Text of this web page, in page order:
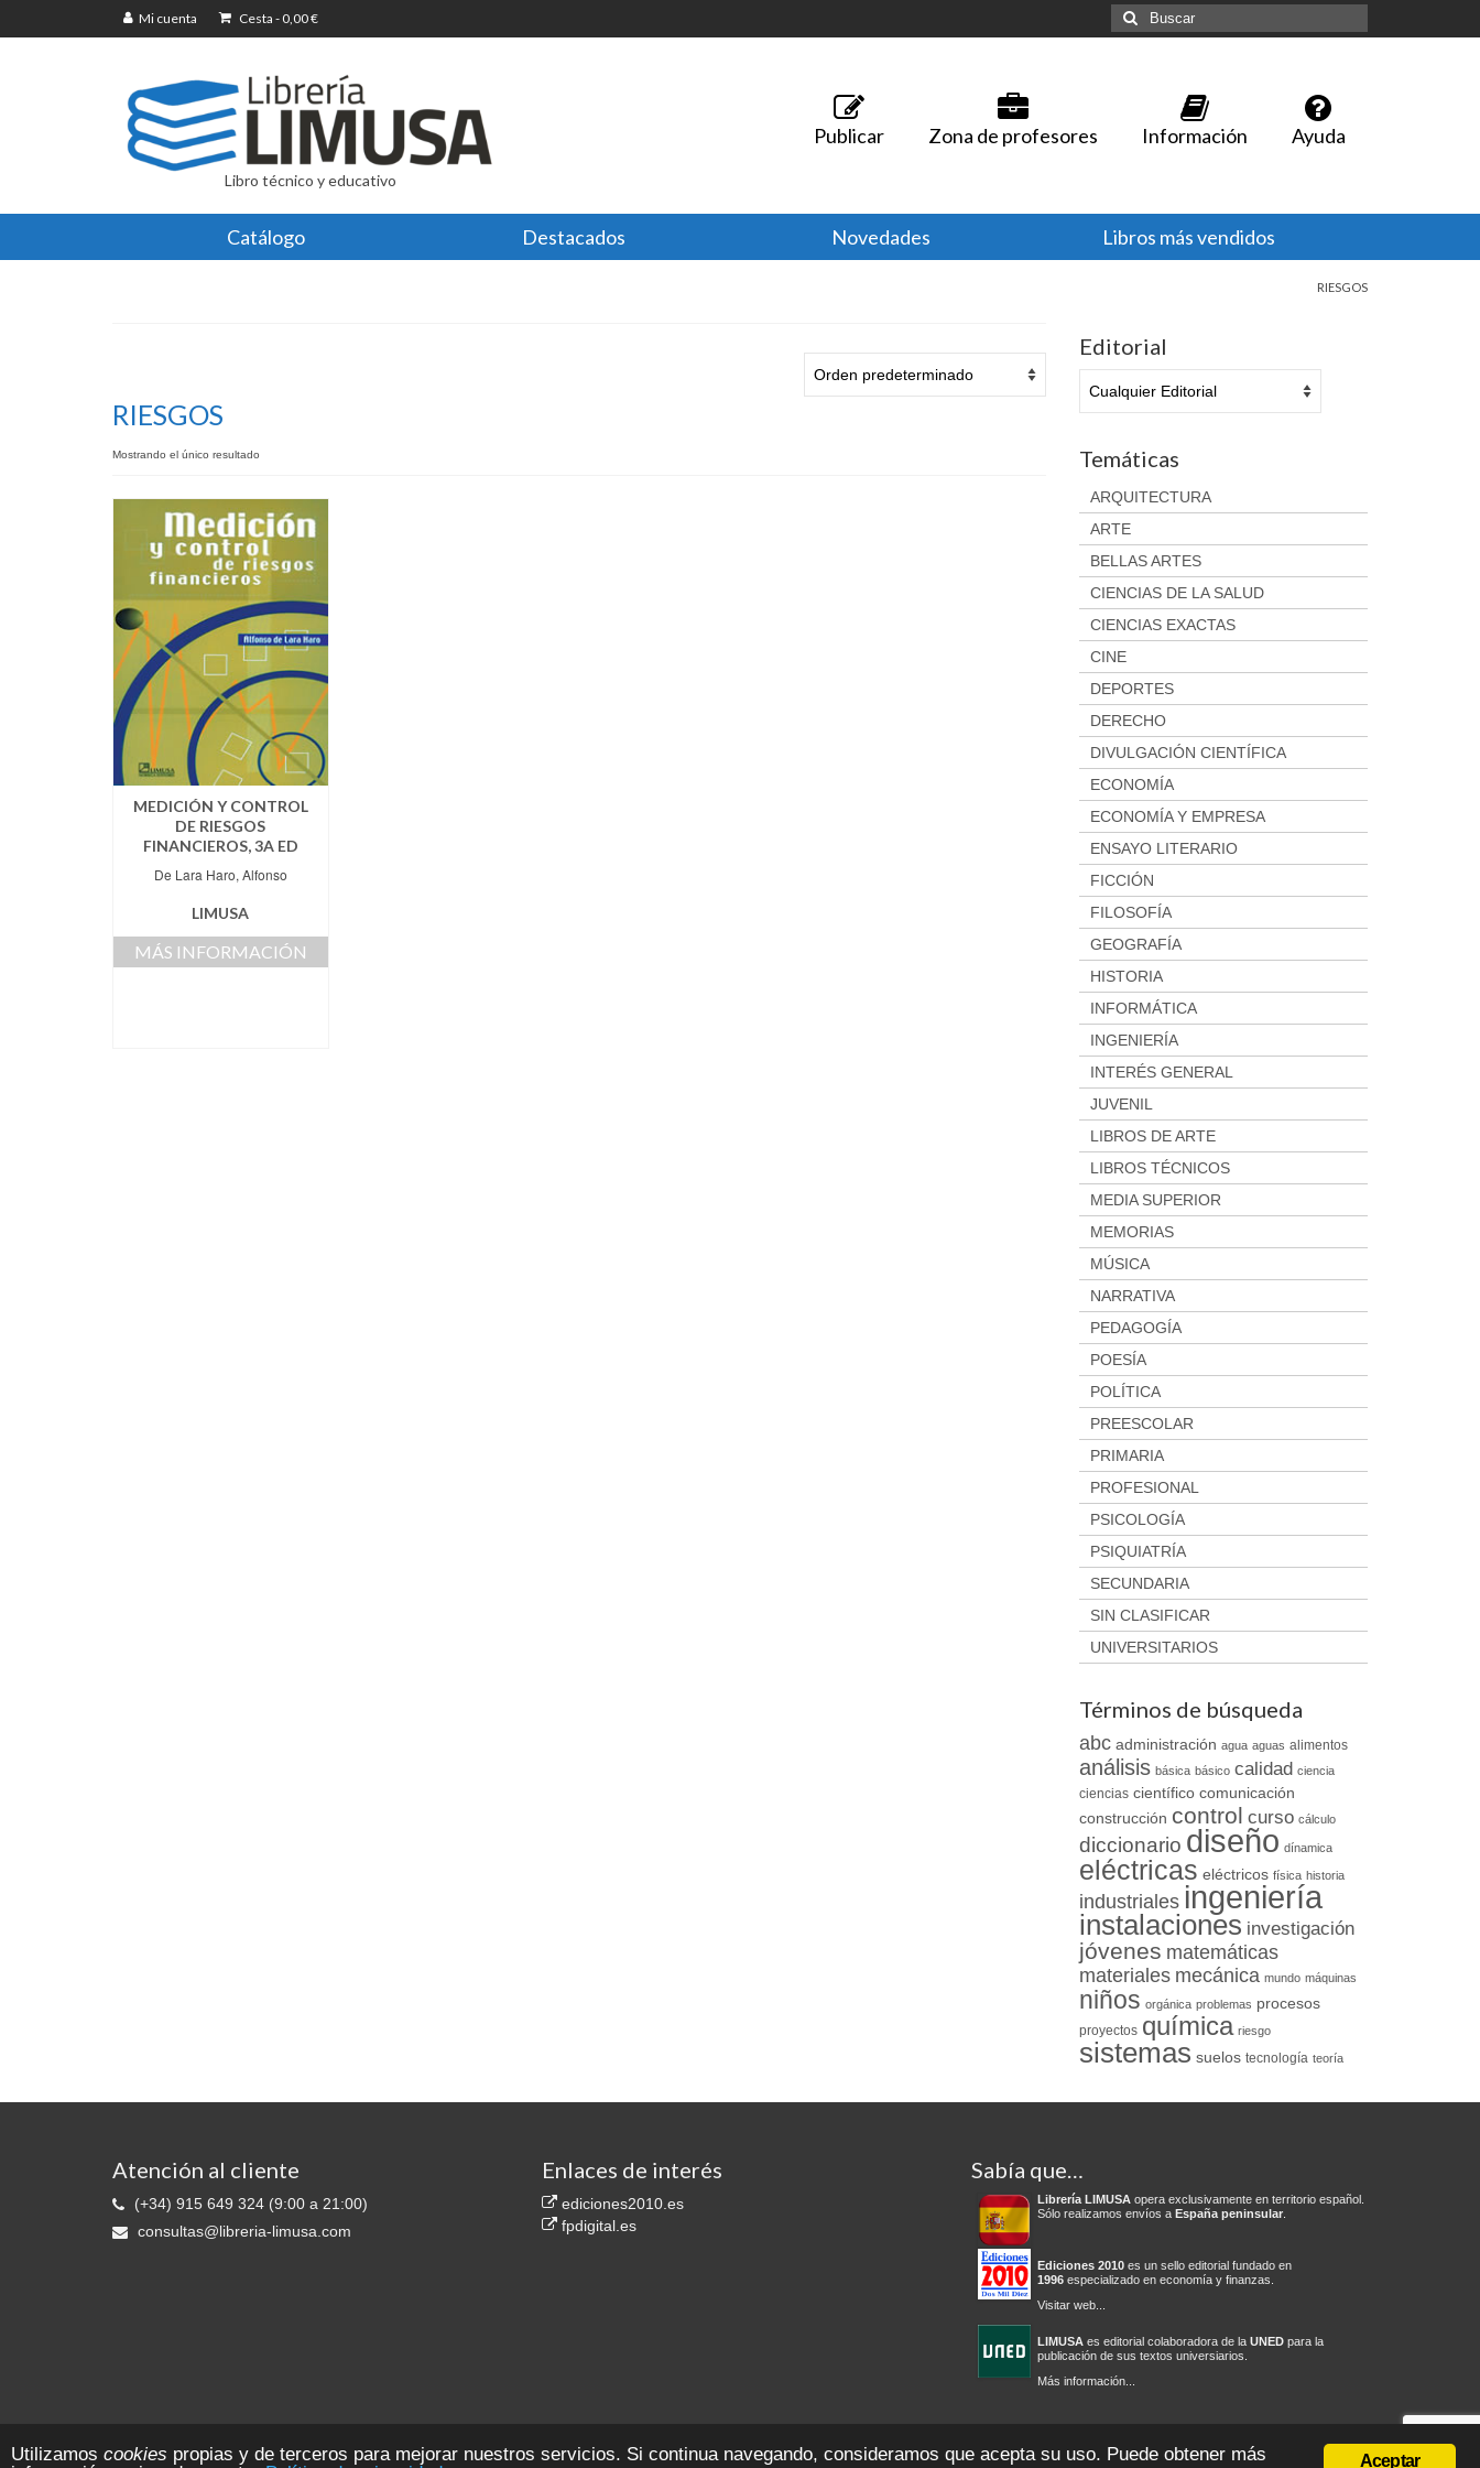
Mi cuenta Cesta - 0,00€
Buscar
por:
Libro técnico y educativo
Publicar Zona de profesores Información Ayuda
Catálogo Destacados Novedades Libros más vendidos
RIESGOS
RIESGOS
Mostrando el único resultado
MEDICIÓN Y CONTROL
DE RIESGOS
FINANCIEROS, 3A ED
De Lara Haro, Alfonso
LIMUSA
MÁS INFORMACIÓN
Editorial
Temáticas
ARQUITECTURA
ARTE
BELLAS ARTES
CIENCIAS DE LA SALUD
CIENCIAS EXACTAS
CINE
DEPORTES
DERECHO
DIVULGACIÓN CIENTÍFICA
ECONOMÍA
ECONOMÍA Y EMPRESA
ENSAYO LITERARIO
FICCIÓN
FILOSOFÍA
GEOGRAFÍA
HISTORIA
INFORMÁTICA
INGENIERÍA
INTERÉS GENERAL
JUVENIL
LIBROS DE ARTE
LIBROS TÉCNICOS
MEDIA SUPERIOR
MEMORIAS
MÚSICA
NARRATIVA
PEDAGOGÍA
POESÍA
POLÍTICA
PREESCOLAR
PRIMARIA
PROFESIONAL
PSICOLOGÍA
PSIQUIATRÍA
SECUNDARIA
SIN CLASIFICAR
UNIVERSITARIOS
Términos de búsqueda
abc administración agua aguas alimentos
análisis básica básico calidad ciencia
ciencias científico comunicación
construcción control curso cálculo
diccionario diseño dínamica
eléctricas eléctricos física historia
industriales ingeniería
instalaciones investigación
jóvenes matemáticas
materiales mecánica mundo máquinas
niños orgánica problemas procesos
proyectos química riesgo
sistemas suelos tecnología teoría
Atención al cliente
(+34) 915 649 324 (9:00 a 21:00)
consultas@libreria-limusa.com
Enlaces de interés
ediciones2010.es
fpdigital.es
Sabía que…
Librería LIMUSAopera exclusivamente en territorio español.
Sólo realizamos envíos a España peninsular.
Ediciones 2010es un sello editorial fundado en
1996especializado en economía y finanzas.
Visitar web...
LIMUSAes editorial colaboradora de la UNEDpara la
publicación de sus textos universiarios.
Más información...
CIF B-81553109 Todos los derechos reservados
Aceptar
Utilizamos cookies propias y de terceros para mejorar nuestros servicios. Si continua navegando, consideramos que acepta su uso. Puede obtener más